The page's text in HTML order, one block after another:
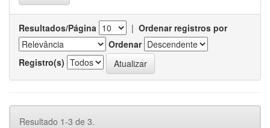
Resultados/Página | Ordenar registros por
Ordenar
Registro(s)
Resultado 1-3 de 3.